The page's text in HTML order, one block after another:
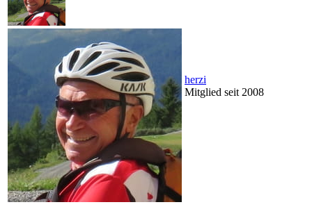
herzi
Mitglied seit 2008